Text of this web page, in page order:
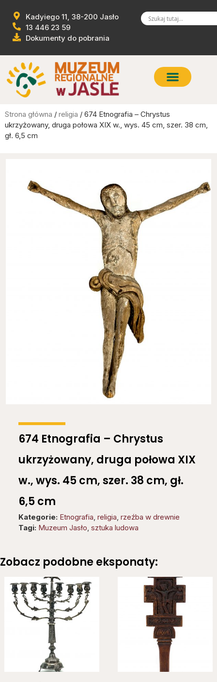
Kadyiego 11, 38-200 Jasło
13 446 23 59
Dokumenty do pobrania
Strona główna / religia / 674 Etnografia – Chrystus
ukrzyżowany, druga połowa XIX w., wys. 45 cm, szer. 38 cm,
gł. 6,5 cm
674 Etnografia – Chrystus
ukrzyżowany, druga połowa XIX
w., wys. 45 cm, szer. 38 cm, gł.
6,5 cm
Kategorie: Etnografia, religia, rzeźba w drewnie
Tagi: Muzeum Jasło, sztuka ludowa
Zobacz podobne eksponaty: